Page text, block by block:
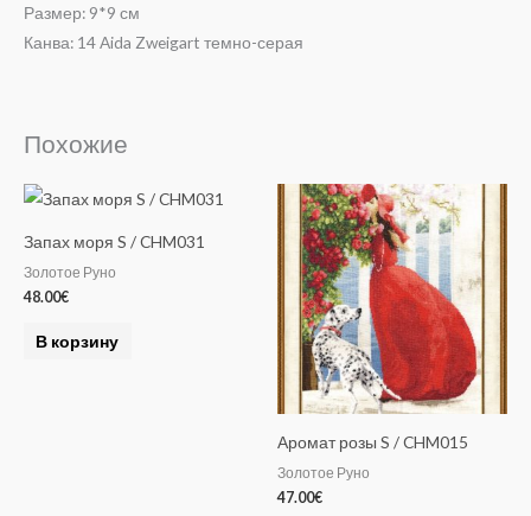
Размер: 9*9 см
Канва: 14 Aida Zweigart темно-серая
Похожие
Запах моря S / CHM031
Золотое Руно
48.00€
В корзину
Аромат розы S / CHM015
Золотое Руно
47.00€